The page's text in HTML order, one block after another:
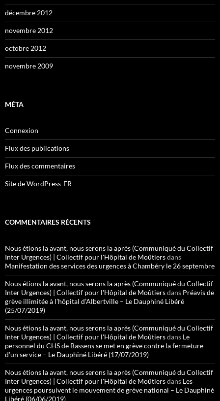
décembre 2012
novembre 2012
octobre 2012
novembre 2009
MÉTA
Connexion
Flux des publications
Flux des commentaires
Site de WordPress-FR
COMMENTAIRES RÉCENTS
Nous étions la avant, nous serons la après (Communiqué du Collectif
Inter Urgences) | Collectif pour l'Hôpital de Moûtiersdans
Manifestation des services des urgences à Chambéry le 26 septembre
Nous étions la avant, nous serons la après (Communiqué du Collectif
Inter Urgences) | Collectif pour l'Hôpital de Moûtiersdans Préavis de
grève illimitée à l’hôpital d’Albertville – Le Dauphiné Libéré
(25/07/2019)
Nous étions la avant, nous serons la après (Communiqué du Collectif
Inter Urgences) | Collectif pour l'Hôpital de Moûtiersdans Le
personnel du CHS de Bassens se met en grève contre la fermeture
d’un service – Le Dauphiné Libéré (17/07/2019)
Nous étions la avant, nous serons la après (Communiqué du Collectif
Inter Urgences) | Collectif pour l'Hôpital de Moûtiersdans Les
urgences poursuivent le mouvement de grève national – Le Dauphiné
Libéré (06/06/2019)